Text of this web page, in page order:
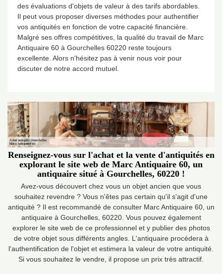
des évaluations d'objets de valeur à des tarifs abordables.
Il peut vous proposer diverses méthodes pour authentifier
vos antiquités en fonction de votre capacité financière.
Malgré ses offres compétitives, la qualité du travail de Marc
Antiquaire 60 à Gourchelles 60220 reste toujours
excellente. Alors n'hésitez pas à venir nous voir pour
discuter de notre accord mutuel.
Renseignez-vous sur l'achat et la vente d'antiquités en
explorant le site web de Marc Antiquaire 60, un
antiquaire situé à Gourchelles, 60220 !
Avez-vous découvert chez vous un objet ancien que vous
souhaitez revendre ? Vous n'êtes pas certain qu'il s'agit d'une
antiquité ? Il est recommandé de consulter Marc Antiquaire 60, un
antiquaire à Gourchelles, 60220. Vous pouvez également
explorer le site web de ce professionnel et y publier des photos
de votre objet sous différents angles. L'antiquaire procédera à
l'authentification de l'objet et estimera la valeur de votre antiquité.
Si vous souhaitez le vendre, il propose un prix très attractif.